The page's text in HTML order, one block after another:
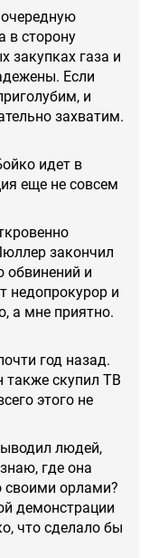
в сторону
закупках газа и
Если
и
захватим.
идет в
еще не совсем
закончил
обвинений и
недопрокурор и
а мне приятно.
год назад.
также скупил ТВ
этого не
людей,
где она
своими орлами?
демонстрации
что сделало бы